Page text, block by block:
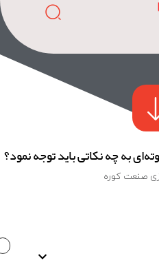
به چه نکاتی باید توجه نمود؟
صنعت کوره